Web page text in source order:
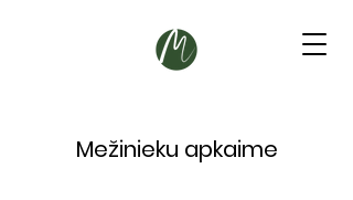
Mežinieku apkaime